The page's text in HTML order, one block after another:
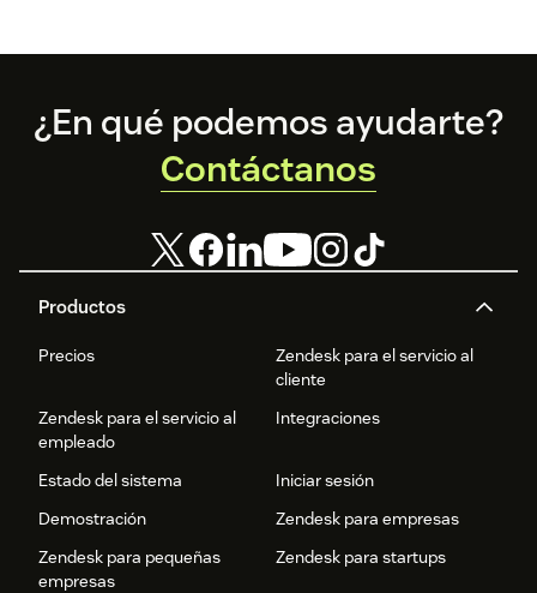
para el mundo
satisfacción del
cliente (CX) más
Footer
Productos
Precios
Zendesk para el servicio al
cliente
Zendesk para el servicio al
empleado
Integraciones
Estado del sistema
Iniciar sesión
Demostración
Zendesk para empresas
Zendesk para pequeñas
empresas
Zendesk para startups
¿En qué podemos ayudarte?
Contáctanos